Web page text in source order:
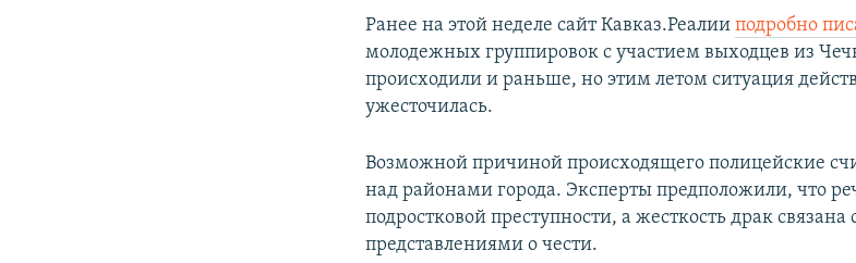
Ранее на этой неделе сайт Кавказ.Реалииподробно
молодежных группировок с участием выходцев из
происходили и раньше, но этим летом ситуация
ужесточилась.
Возможной причиной происходящего полицейские
над районами города. Эксперты предположили, что
подростковой преступности, а жесткость драк
представлениями о чести.